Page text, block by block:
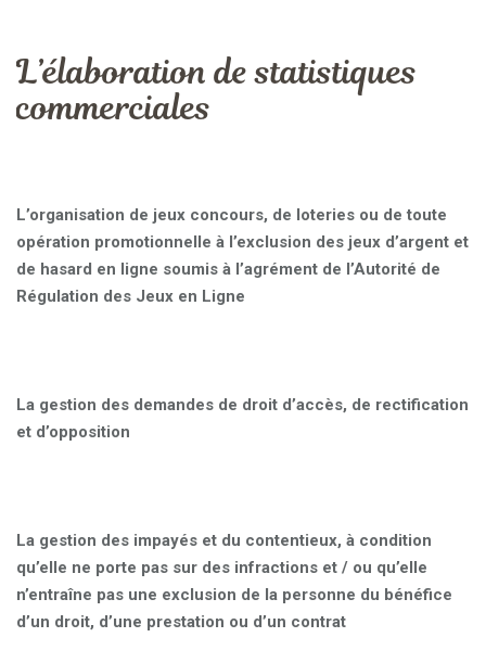
L’élaboration de statistiques
commerciales
L’organisation de jeux concours, de loteries ou de toute
opération promotionnelle à l’exclusion des jeux d’argent et
de hasard en ligne soumis à l’agrément de l’Autorité de
Régulation des Jeux en Ligne
La gestion des demandes de droit d’accès, de rectification
et d’opposition
La gestion des impayés et du contentieux, à condition
qu’elle ne porte pas sur des infractions et / ou qu’elle
n’entraîne pas une exclusion de la personne du bénéfice
d’un droit, d’une prestation ou d’un contrat